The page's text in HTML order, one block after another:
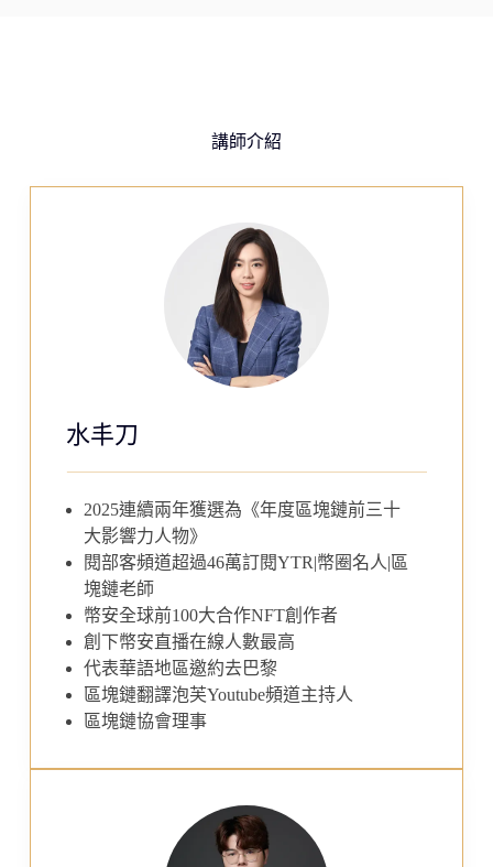
講師介紹
水丰刀
2025連續兩年獲選為《年度區塊鏈前三十
大影響力人物》
閱部客頻道超過46萬訂閱YTR|幣圈名人|區
塊鏈老師
幣安全球前100大合作NFT創作者
創下幣安直播在線人數最高
代表華語地區邀約去巴黎
區塊鏈翻譯泡芙Youtube頻道主持人
區塊鏈協會理事